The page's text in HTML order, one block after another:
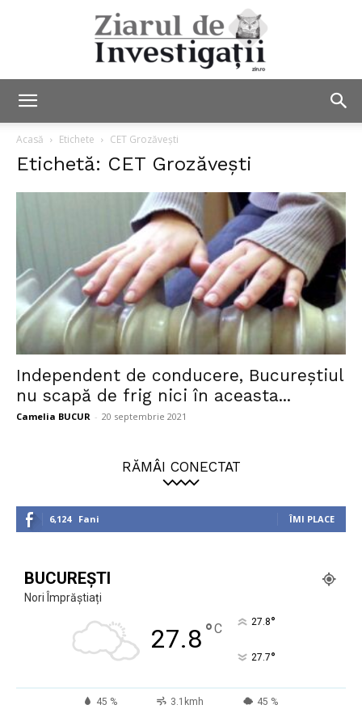
Investigații
Acasă Etichete CET Grozăvești
Etichetă: CET Grozăvești
Independent de conducere, Bucureștiul
nu scapă de frig nici în aceasta...
Camelia BUCUR - 20 septembrie 2021
RĂMÂI CONECTAT
6,124 Fani ÎMI PLACE
BUCUREȘTI
Nori Împrăștiați
27.8°C 27.8°
27.7°
45 % 3.1kmh 45 %